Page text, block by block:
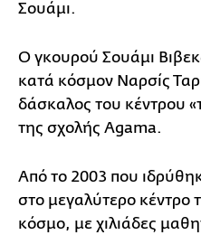
Σουάμι.
Ο γκουρού Σουάμι
κατά κόσμον Ναρσίς
δάσκαλος του κέντρου
της σχολής Agama.
Από το 2003 που
στο μεγαλύτερο κέντρο
κόσμο, με χιλιάδες